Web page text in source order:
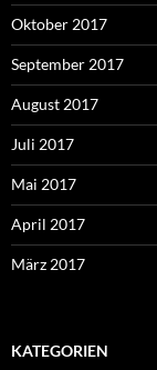
Oktober 2017
September 2017
August 2017
Juli 2017
Mai 2017
April 2017
März 2017
KATEGORIEN